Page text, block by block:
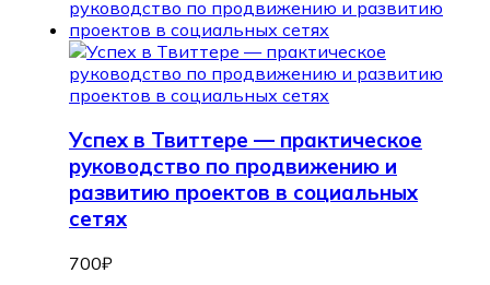
Успех в Твиттере — практическое
руководство по продвижению и
развитию проектов в социальных
сетях
700₽